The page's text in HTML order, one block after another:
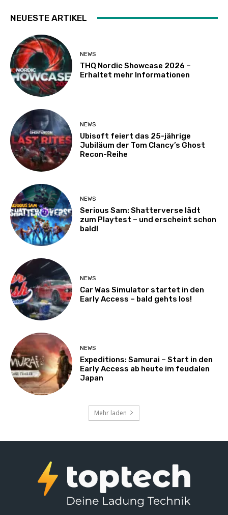
NEUESTE ARTIKEL
NEWS
THQ Nordic Showcase 2026 –
Erhaltet mehr Informationen
NEWS
Ubisoft feiert das 25-jährige
Jubiläum der Tom Clancy’s Ghost
Recon-Reihe
NEWS
Serious Sam: Shatterverse lädt
zum Playtest – und erscheint schon
bald!
NEWS
Car Was Simulator startet in den
Early Access – bald gehts los!
NEWS
Expeditions: Samurai – Start in den
Early Access ab heute im feudalen
Japan
Mehr laden